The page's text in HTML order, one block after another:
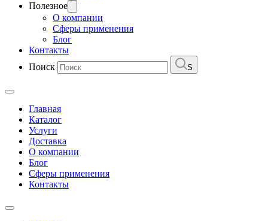
Полезное
О компании
Сферы применения
Блог
Контакты
Поиск
S
Главная
Каталог
Услуги
Доставка
О компании
Блог
Сферы применения
Контакты